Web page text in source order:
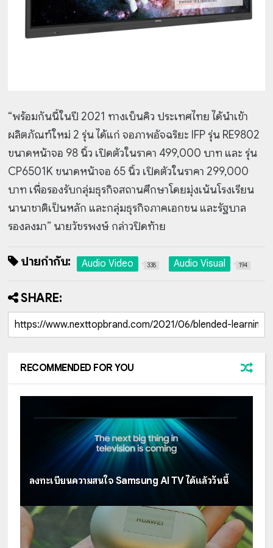
“พร้อมกันนี้ในปี 2021 ทางเบ็นคิว ประเทศไทย ได้นำเข้า
ผลิตภัณฑ์ใหม่ 2 รุ่น ได้แก่ จอภาพอัจฉริยะ IFP รุ่น RE9802
ขนาดหน้าจอ 98 นิ้ว เปิดตัวในราคา 499,000 บาท และ รุ่น
CP6501K ขนาดหน้าจอ 65 นิ้ว เปิดตัวในราคา 299,000
บาท เพื่อรองรับกลุ่มธุรกิจสถานศึกษาโดยมุ่งเน้นโรงเรียน
นานาชาติเป็นหลัก และกลุ่มธุรกิจภาคเอกชน และรัฐบาล
รองลงมา” นายวัชรพงษ์ กล่าวปิดท้าย
ป้ายกำกับ: Audio Video 338 Audio Visual 194
SHARE:
RECOMMENDED FOR YOU
ลงทะเบียนความสนใจ Samsung AI TV ได้แล้ววันนี้